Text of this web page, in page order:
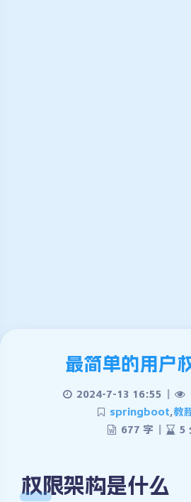
最简单的用户
2024-7-13 16:55
springboot 教
677 字
5
权限架构是什么